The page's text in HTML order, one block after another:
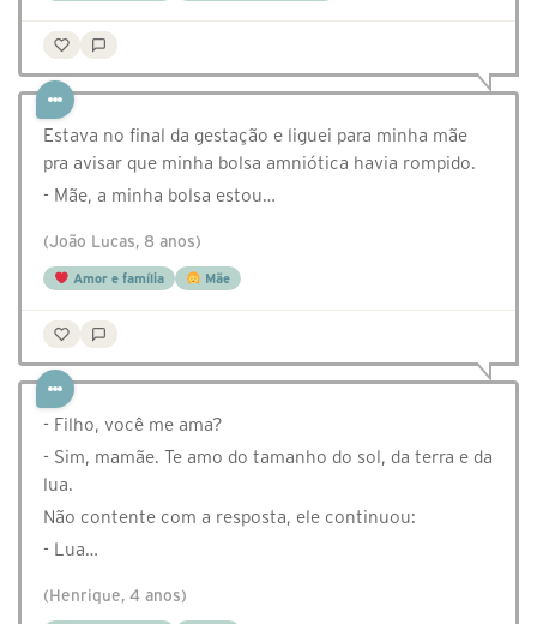
Estava no final da gestação e liguei para minha mãe
pra avisar que minha bolsa amniótica havia rompido.
- Mãe, a minha bolsa estou…
(João Lucas, 8 anos)
Amor e família Mãe
- Filho, você me ama?
- Sim, mamãe. Te amo do tamanho do sol, da terra e da
lua.
Não contente com a resposta, ele continuou:
- Lua…
(Henrique, 4 anos)